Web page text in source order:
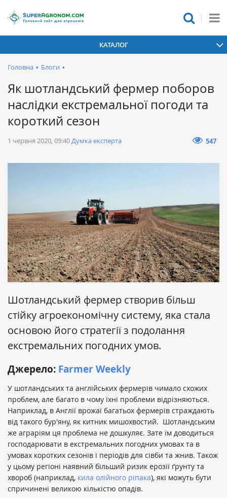
КАТАЛОГ
Головна • Блоги •
Як шотландський фермер поборов
наслідки екстремальної погоди та
короткий сезон
1 червня 2020, 09:40Думка експерта 547
Шотландський фермер створив більш
стійку агроекономічну систему, яка стала
основою його стратегії з подолання
екстремальних погодних умов.
Джерело: Farmer Weekly
У шотландських та англійських фермерів чимало схожих
проблем, але багато в чому їхні проблеми відрізняються.
Наприклад, в Англії врожаї багатьох фермерів страждають
від такого бур'яну, як китник мишохвостий. Шотландським
же аграріям ця проблема не дошкуляє. Зате їм доводиться
господарювати в екстремальних погодних умовах та в
умовах коротких сезонів і періодів для сівби та жнив. Також
у цьому регіоні наявний більший ризик ерозії ґрунту та
хвороб (наприклад, кила олійного ріпака), які можуть бути
спричинені великою кількістю опадів.